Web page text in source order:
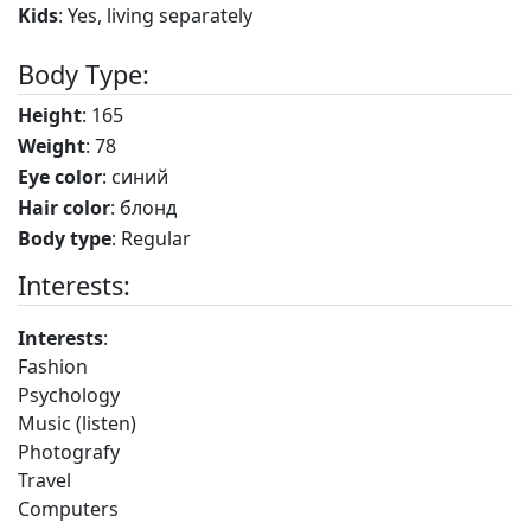
Kids: Yes, living separately
Body Type:
Height: 165
Weight: 78
Eye color: синий
Hair color: блонд
Body type: Regular
Interests:
Interests:
Fashion
Psychology
Music (listen)
Photografy
Travel
Computers